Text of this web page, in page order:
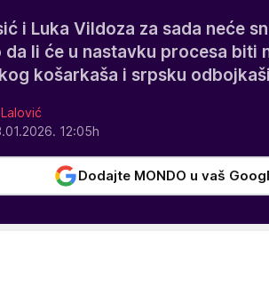
i Luka Vildoza za sada neće
li će u nastavku procesa biti
košarkaša i srpsku
12:05h
Dodajte MONDO u vaš